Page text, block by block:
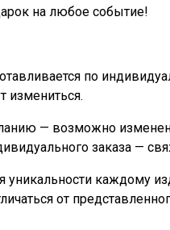
на любое событие!
по
измениться.
— возможно
заказа —
уникальности каждому
от